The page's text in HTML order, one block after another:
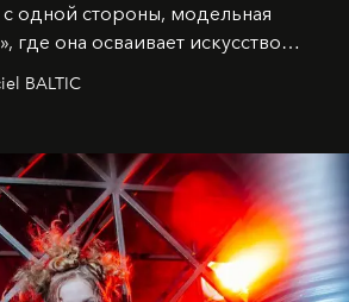
с одной стороны, модельная
где она осваивает искусство
хореографическом училище,
за плечами.
BALTIC